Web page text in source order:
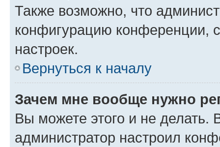
Также возможно, что
конфигурацию конференции,
настроек.
Вернуться к началу
Зачем мне вообще нужно
Вы можете этого и не делать.
администратор настроил